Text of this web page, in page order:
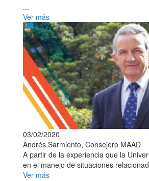
...
Ver más
03/02/2020
Andrés Sarmiento, Consejero MAAD
A partir de la experiencia que la
en el manejo de situaciones
Ver más